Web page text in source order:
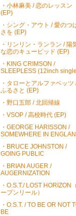
・小林麻美 / 恋のレッスン
(EP)
・シング・アウト / 愛のつ
さを (EP)
・リンリン・ランラン / 陽
な恋のキューピッド (EP)
・KING CRIMSON /
SLEEPLESS (12inch
・タローとアルファベッツ
ふるさと (EP)
・野口五郎 / 北回帰線
・VSOP / 高校時代 (EP)
・GEORGE HARISSON /
SOMEWHERE IN
・BRUCE JOHNSTON /
GOING PUBLIC
・BRIAN AUGER /
AUGERNIZATION
・O.S.T./ LOST HORIZON
ープンリール）
・O.S.T. / TO BE OR NOT
BE